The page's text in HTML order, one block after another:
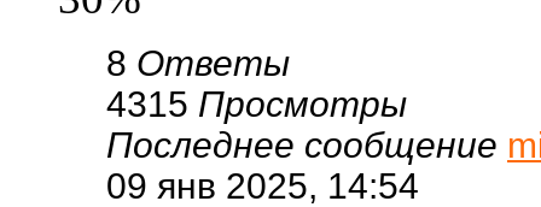
8 Ответы
4315 Просмотры
Последнее сообщение
09 янв 2025, 14:54